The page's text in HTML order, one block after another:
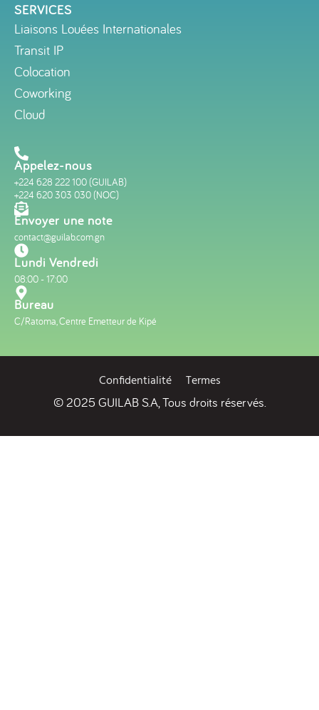
SERVICES
Liaisons Louées Internationales
Transit IP
Colocation
Coworking
Cloud
Appelez-nous
+224 628 222 100 (GUILAB)
+224 620 303 030 (NOC)
Envoyer une note
contact@guilab.com.gn
Lundi Vendredi
08:00 - 17:00
Bureau
C/Ratoma, Centre Emetteur de Kipé
© 2025 GUILAB S.A, Tous droits réservés.
Confidentialité Termes